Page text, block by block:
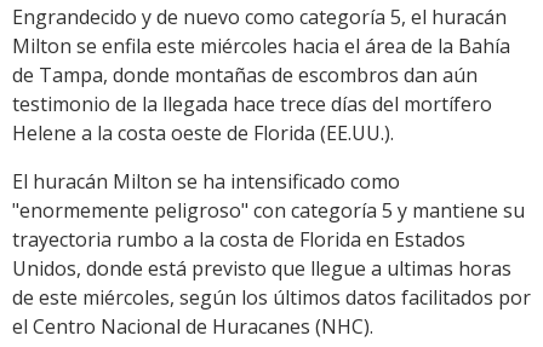
Link
Engrandecido y de nuevo como categoría 5, el huracán
Milton se enfila este miércoles hacia el área de la Bahía
de Tampa, donde montañas de escombros dan aún
testimonio de la llegada hace trece días del mortífero
Helene a la costa oeste de Florida (EE.UU.).
El huracán Milton se ha intensificado como
"enormemente peligroso" con categoría 5 y mantiene su
trayectoria rumbo a la costa de Florida en Estados
Unidos, donde está previsto que llegue a ultimas horas
de este miércoles, según los últimos datos facilitados por
el Centro Nacional de Huracanes (NHC).